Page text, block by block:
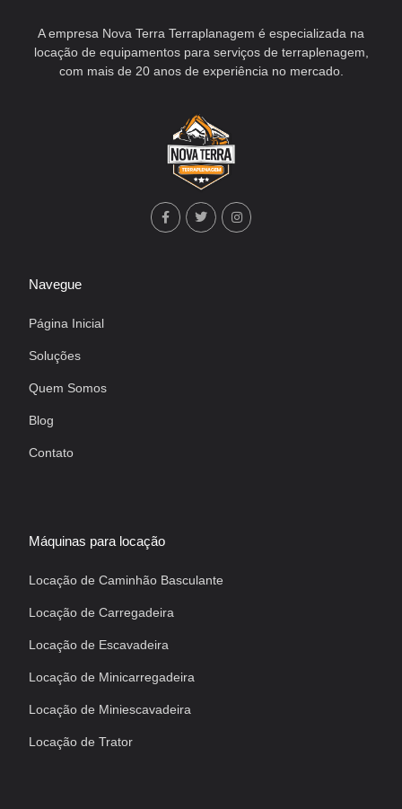
A empresa Nova Terra Terraplanagem é especializada na
locação de equipamentos para serviços de terraplenagem,
com mais de 20 anos de experiência no mercado.
Navegue
Página Inicial
Soluções
Quem Somos
Blog
Contato
Máquinas para locação
Locação de Caminhão Basculante
Locação de Carregadeira
Locação de Escavadeira
Locação de Minicarregadeira
Locação de Miniescavadeira
Locação de Trator